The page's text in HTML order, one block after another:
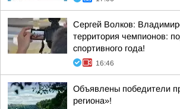
Сергей Волков:
территория чемпионов:
спортивного года!
16:46
Объявлены победители
региона»!